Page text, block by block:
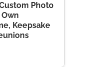
Photo
Keepsake